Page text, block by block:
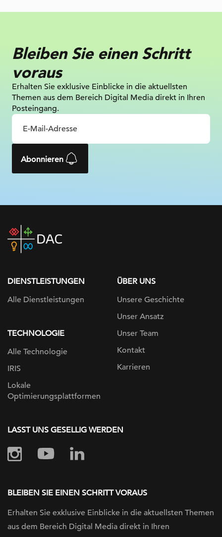
Bleiben Sie einen Schritt
voraus
Erhalten Sie exklusive Einblicke in die aktuellsten
Themen aus dem Bereich Digital Media direkt in Ihren
Posteingang.
Abonnieren
DAC
home
DIENSTLEISTUNGEN
Alle Dienstleistungen
TECHNOLOGIE
Alle Technologie
IRIS
Lokale
Optimierungsplattformen
ÜBER UNS
Unsere Geschichte
Unser Ansatz
Unser Team
Kontakt
Karrieren
LASST UNS GESELLIG WERDEN
BLEIBEN SIE EINEN SCHRITT VORAUS
Erhalten Sie exklusive Einblicke in die aktuellsten Themen
aus dem Bereich Digital Media direkt in Ihren